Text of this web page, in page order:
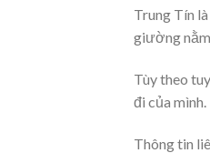
Trung Tín
giường
Tùy theo
đi của mình.
Thông tin